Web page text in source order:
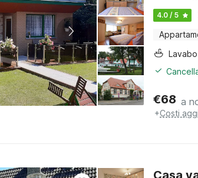
4.0 / 5
Lavabo
€68 a
+Costi
Casa